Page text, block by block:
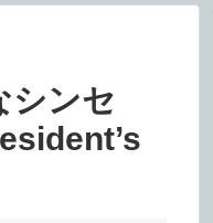
シンセ